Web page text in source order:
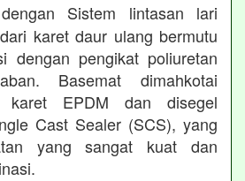
dengan Sistem lintasan lari
karet daur ulang bermutu
dengan pengikat poliuretan
Basemat dimahkotai
karet EPDM dan disegel
Cast Sealer (SCS), yang
yang sangat kuat dan